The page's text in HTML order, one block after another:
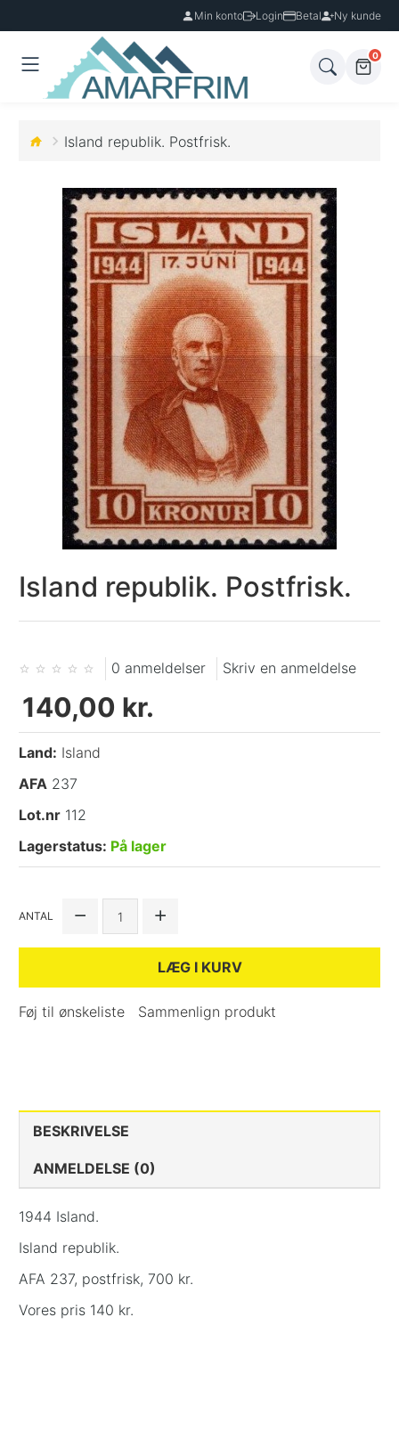
Min konto Login Betal Ny kunde
0
Island republik. Postfrisk.
Island republik. Postfrisk.
0 anmeldelser Skriv en anmeldelse
140,00 kr.
Land: Island
AFA 237
Lot.nr 112
Lagerstatus: På lager
ANTAL
LÆG I KURV
Føj til ønskeliste Sammenlign produkt
BESKRIVELSE
ANMELDELSE (0)
1944 Island.
Island republik.
AFA 237, postfrisk, 700 kr.
Vores pris 140 kr.